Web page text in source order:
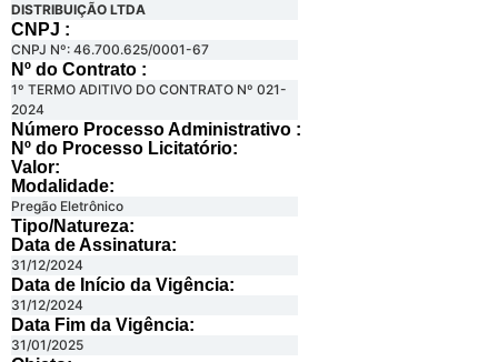
DISTRIBUIÇÃO LTDA
CNPJ :
CNPJ Nº: 46.700.625/0001-67
Nº do Contrato :
1º TERMO ADITIVO DO CONTRATO Nº 021-
2024
Número Processo Administrativo :
Nº do Processo Licitatório:
Valor:
Modalidade:
Pregão Eletrônico
Tipo/Natureza:
Data de Assinatura:
31/12/2024
Data de Início da Vigência:
31/12/2024
Data Fim da Vigência:
31/01/2025